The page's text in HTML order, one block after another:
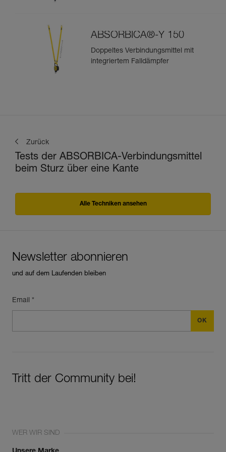
ABSORBICA®-Y 150
Doppeltes Verbindungsmittel mit
integriertem Falldämpfer
Zurück
Tests der ABSORBICA-Verbindungsmittel
beim Sturz über eine Kante
Alle Techniken ansehen
Newsletter abonnieren
und auf dem Laufenden bleiben
Email *
Tritt der Community bei!
WER WIR SIND